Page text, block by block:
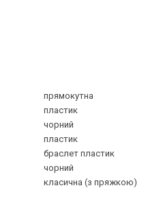
прямокутна
пластик
чорний
пластик
браслет пластик
чорний
класична (з пряжкою)